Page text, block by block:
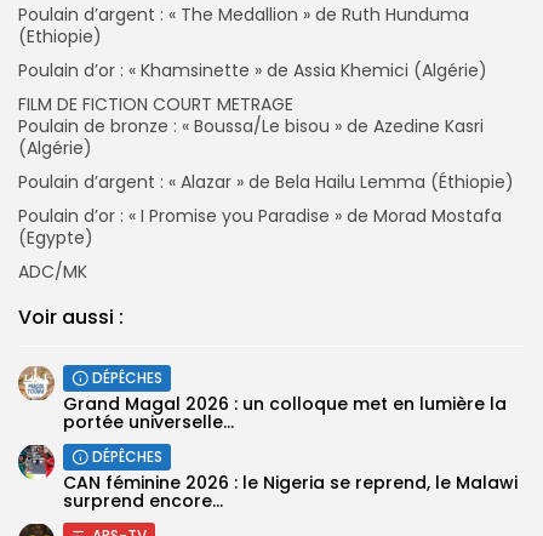
Poulain d’argent : « The Medallion » de Ruth Hunduma
(Ethiopie)
Poulain d’or : « Khamsinette » de Assia Khemici (Algérie)
FILM DE FICTION COURT METRAGE
Poulain de bronze : « Boussa/Le bisou » de Azedine Kasri
(Algérie)
Poulain d’argent : « Alazar » de Bela Hailu Lemma (Éthiopie)
Poulain d’or : « I Promise you Paradise » de Morad Mostafa
(Egypte)
ADC/MK
Voir aussi :
DÉPÊCHES
Grand Magal 2026 : un colloque met en lumière la
portée universelle...
DÉPÊCHES
‎CAN féminine 2026 : le Nigeria se reprend, le Malawi
surprend encore...